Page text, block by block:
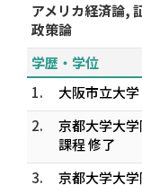
アメリカ経済論,
政策論
学歴・学位
1.
大阪市立大
2.
京都大学大
課程 修了
3.
京都大学大